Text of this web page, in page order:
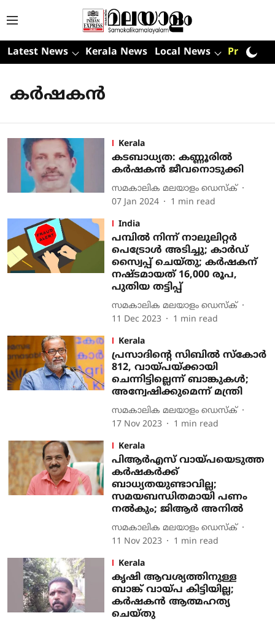
Latest News Kerala News Local News Premium
കര്‍ഷകന്‍
Kerala
കടബാധ്യത: കണ്ണൂരില്‍
കര്‍ഷകന്‍ ജീവനൊടുക്കി
സമകാലിക മലയാളം ഡെസ്ക്
07 Jan 2024
1 min read
India
പമ്പില്‍ നിന്ന് നാലുലിറ്റര്‍
പെട്രോള്‍ അടിച്ചു; കാര്‍ഡ്
സ്വൈപ്പ് ചെയ്തു; കര്‍ഷകന്
നഷ്ടമായത് 16,000 രൂപ,
പുതിയ തട്ടിപ്പ്
സമകാലിക മലയാളം ഡെസ്ക്
11 Dec 2023
1 min read
Kerala
പ്രസാദിന്റെ സിബില്‍ സ്‌കോര്‍
812, വായ്പയ്ക്കായി
ചെന്നിട്ടില്ലെന്ന് ബാങ്കുകള്‍;
അന്വേഷിക്കുമെന്ന് മന്ത്രി
സമകാലിക മലയാളം ഡെസ്ക്
17 Nov 2023
1 min read
Kerala
പിആര്‍എസ് വായ്പയെടുത്ത
കര്‍ഷകര്‍ക്ക്
ബാധ്യതയുണ്ടാവില്ല;
സമയബന്ധിതമായി പണം
നല്‍കും; ജിആര്‍ അനില്‍
സമകാലിക മലയാളം ഡെസ്ക്
11 Nov 2023
1 min read
Kerala
കൃഷി ആവശ്യത്തിനുള്ള
ബാങ്ക് വായ്പ കിട്ടിയില്ല;
കര്‍ഷകന്‍ ആത്മഹത്യ
ചെയ്തു